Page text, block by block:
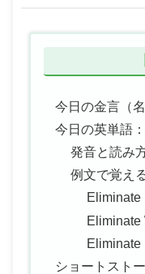
今日の金言（名
今日の英単語
発音と読み
例文で覚え
Eliminate
Eliminate
Eliminate
ショートスト